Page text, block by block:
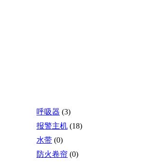
呼吸器 (3)
报警主机 (18)
水带 (0)
防火卷帘 (0)